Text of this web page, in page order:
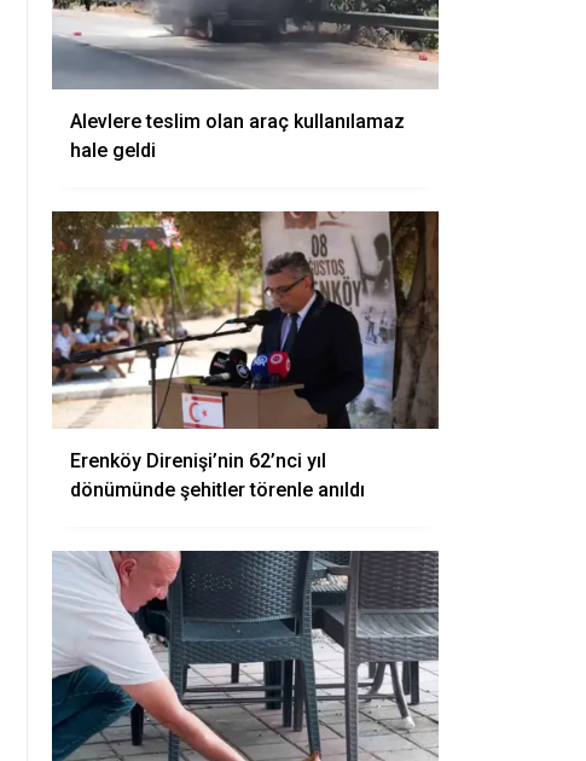
Alevlere teslim olan araç kullanılamaz
hale geldi
Erenköy Direnişi’nin 62’nci yıl
dönümünde şehitler törenle anıldı